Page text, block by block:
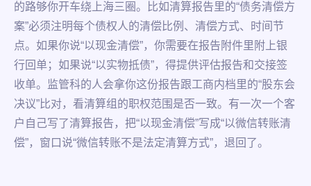
的路够你开车绕上海三圈。比如清算报告里的“债务清偿方
案”必须注明每个债权人的清偿比例、清偿方式、时间节
点。如果你说“以现金清偿”，你需要在报告附件里附上银
行回单；如果说“以实物抵债”，得提供评估报告和交接签
收单。监管科的人会拿你这份报告跟工商内档里的“股东会
决议”比对，看清算组的职权范围是否一致。有一次一个客
户自己写了清算报告，把“以现金清偿”写成“以微信转账清
偿”，窗口说“微信转账不是法定清算方式”，退回了。